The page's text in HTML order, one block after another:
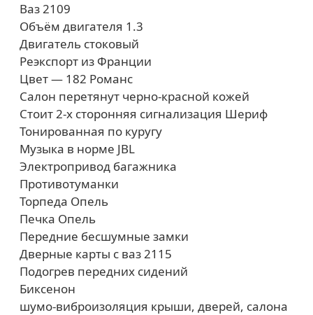
Ваз 2109
Объём двигателя 1.3
Двигатель стоковый
Реэкспорт из Франции
Цвет — 182 Романс
Салон перетянут черно-красной кожей
Стоит 2-х сторонняя сигнализация Шериф
Тонированная по куругу
Музыка в норме JBL
Электропривод багажника
Противотуманки
Торпеда Опель
Печка Опель
Передние бесшумные замки
Дверные карты с ваз 2115
Подогрев передних сидений
Биксенон
шумо-виброизоляция крыши, дверей, салона